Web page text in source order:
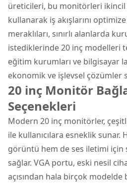
üreticileri, bu monitörleri
kullanarak iş akışlarını
meraklıları, sınırlı alanlarda
istediklerinde 20 inç modelleri
eğitim kurumları ve bilgisayar
ekonomik ve işlevsel çözümler
20 inç Monitör
Seçenekleri
Modern 20 inç monitörler,
ile kullanıcılara esneklik sunar.
görüntü hem de ses iletimi için
sağlar. VGA portu, eski nesil
açısından hala birçok modelde